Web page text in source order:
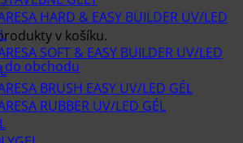
v košíku.
do obchodu
HARD & EASY BUILDER UV/LED
SOFT & EASY BUILDER UV/LED
BRUSH EASY UV/LED GÉL
RUBBER UV/LED GÉL